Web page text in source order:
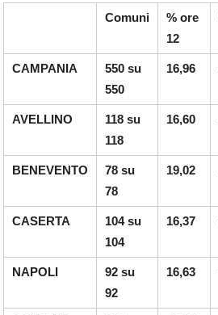
Comuni
% ore
12
CAMPANIA
550 su
550
16,96
AVELLINO
118 su
118
16,60
BENEVENTO
78 su
78
19,02
CASERTA
104 su
104
16,37
NAPOLI
92 su
92
16,63